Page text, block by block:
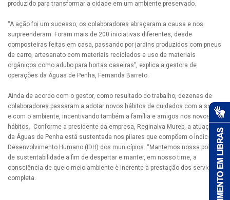
produzido para transformar a cidade em um ambiente preservado.
“A ação foi um sucesso, os colaboradores abraçaram a causa e nos
surpreenderam. Foram mais de 200 iniciativas diferentes, desde
composteiras feitas em casa, passando por jardins produzidos com pneus
de carro, artesanato com materiais reciclados e uso de materiais
orgânicos como adubo para hortas caseiras”, explica a gestora de
operações da Águas de Penha, Fernanda Barreto.
Ainda de acordo com o gestor, como resultado do trabalho, dezenas de
colaboradores passaram a adotar novos hábitos de cuidados com a saúde
e com o ambiente, incentivando também a família e amigos nos novos
hábitos. Conforme a presidente da empresa, Reginalva Mureb, a atuação
da Águas de Penha está sustentada nos pilares que compõem o Índice de
Desenvolvimento Humano (IDH) dos municípios. “Mantemos nossa política
de sustentabilidade a fim de despertar e manter, em nosso time, a
consciência de que o meio ambiente è inerente à prestação dos serviços”,
completa.